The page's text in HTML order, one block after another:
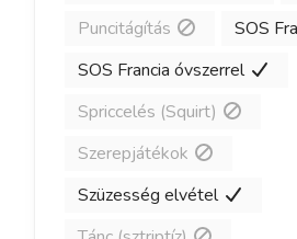
Puncitágítás
SOS
SOS Francia óvszerrel
Spriccelés (Squirt)
Szerepjátékok
Szüzesség elvétel